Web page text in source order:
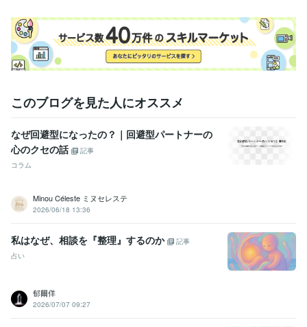
放射線取扱主任者 取得年 : 1992年
ガンマ線透過写真撮影作業主任者 取得年 : 2023年
エックス線作業主任者 取得年 : 2023年
乙種危険物取扱者 取得年 : 2023年
消防設備士（乙種） 取得年 : 2024年
日商簿記検定3級 取得年 : 1986年
悩み相談・カウンセリング 心理相談　人生相談
健康 心理 人生
このブログを見た人にオススメ
なぜ回避型になったの？｜回避型パートナーの
心のクセの話
記事
コラム
Minou Céleste ミヌセレステ
2026/06/18 13:36
私はなぜ、相談を『整理』するのか
記事
占い
郁爾佯
2026/07/07 09:27